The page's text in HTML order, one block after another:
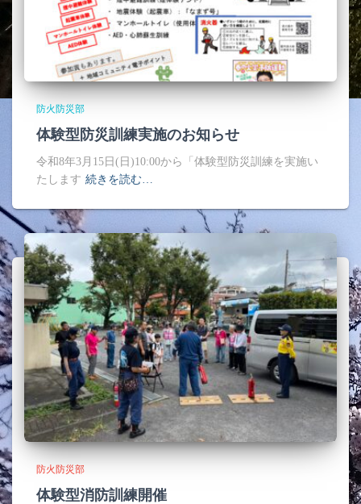
防火防災部
体験型防災訓練実施のお知らせ
令和8年3月15日(日)10:00から「体験型防災訓練を実施い
たします 続きを読む…
防火防災部
体験型消防訓練開催